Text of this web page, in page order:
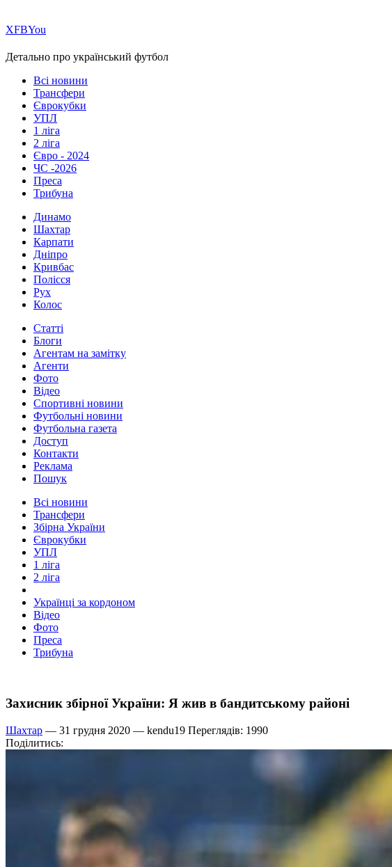
ХFBYou
Детально про український футбол
Всі новини
Трансфери
Єврокубки
УПЛ
1 ліга
2 ліга
Євро - 2024
ЧС -2026
Преса
Трибуна
Динамо
Шахтар
Карпати
Дніпро
Кривбас
Полісся
Рух
Колос
Статті
Блоги
Агентам на замітку
Агенти
Фото
Відео
Спортивні новини
Футбольні новини
Футбольна газета
Доступ
Контакти
Реклама
Пошук
Всі новини
Трансфери
Збірна України
Єврокубки
УПЛ
1 ліга
2 ліга
Українці за кордоном
Відео
Фото
Преса
Трибуна
Захисник збірної України: Я жив в бандитському районі
Шахтар — 31 грудня 2020 — kendu19 Переглядів: 1990
Поділитись: